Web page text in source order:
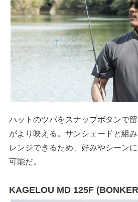
ハットのツバをスナップボタンで
がより映える。サンシェードと組
レンジできるため、好みやシーン
可能だ。
KAGELOU MD 125F